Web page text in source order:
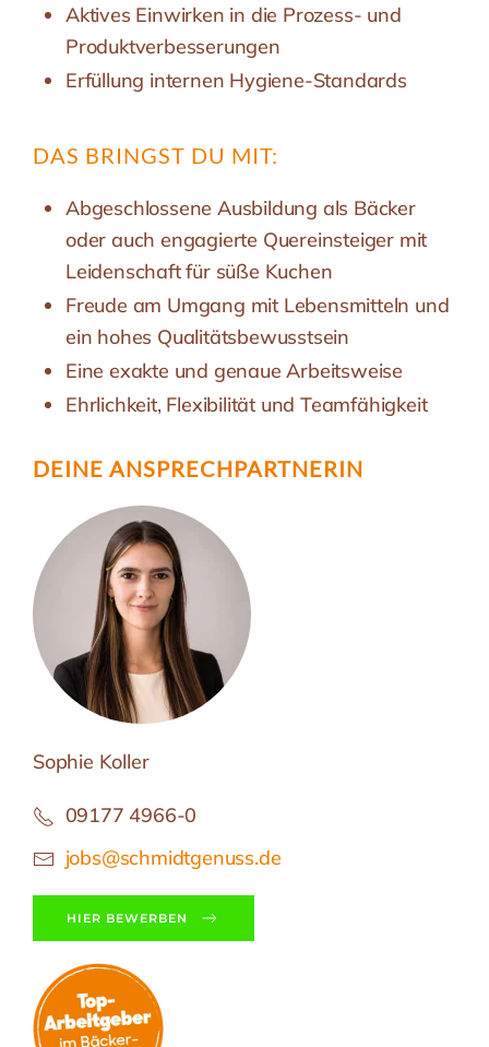
Aktives Einwirken in die Prozess- und
Produktverbesserungen
Erfüllung internen Hygiene-Standards
DAS BRINGST DU MIT:
Abgeschlossene Ausbildung als Bäcker
oder auch engagierte Quereinsteiger mit
Leidenschaft für süße Kuchen
Freude am Umgang mit Lebensmitteln und
ein hohes Qualitätsbewusstsein
Eine exakte und genaue Arbeitsweise
Ehrlichkeit, Flexibilität und Teamfähigkeit
DEINE ANSPRECH­PARTNERIN
Sophie Koller
09177 4966-0
jobs@schmidtgenuss.de
HIER BEWERBEN